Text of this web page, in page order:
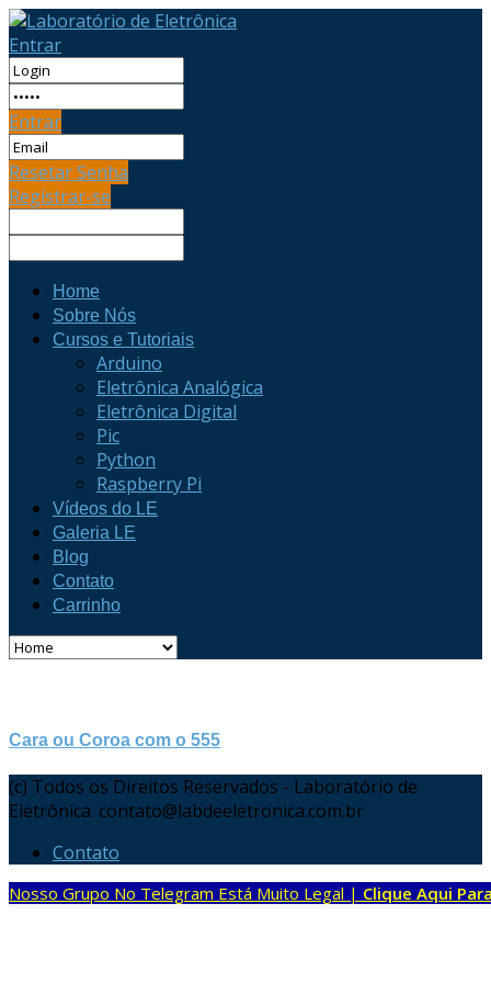
Entrar
Entrar
Resetar Senha
Registrar-se
Home
Sobre Nós
Cursos e Tutoriais
Arduino
Eletrônica Analógica
Eletrônica Digital
Pic
Python
Raspberry Pi
Vídeos do LE
Galeria LE
Blog
Contato
Carrinho
Cara ou Coroa com o 555
(c) Todos os Direitos Reservados - Laboratório de
Eletrônica. contato@labdeeletronica.com.br
Contato
Nosso Grupo No Telegram Está Muito Legal | Clique Aqui